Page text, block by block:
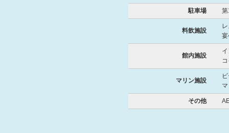
駐車場
料飲施設
館内施設
マリン施設
その他